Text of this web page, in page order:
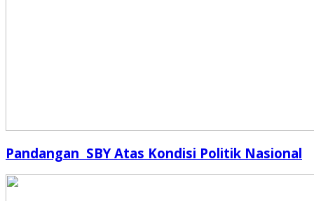
Pandangan SBY Atas Kondisi Politik Nasional